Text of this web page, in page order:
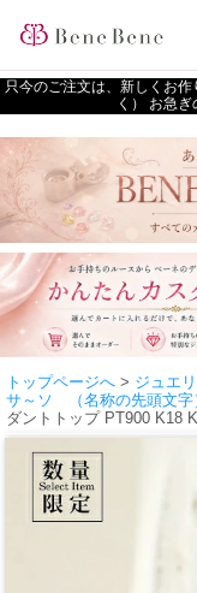
只今のご注文は、新しくお
く） お急
トップページへ > ジュエ
サ～ソ （名称の先頭文字
ダントトップ PT900 K18